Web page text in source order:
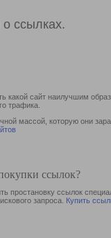
ссылках.
сайт наилучшим
трафика.
массой, которую они
ссылок?
простановку ссылок
запроса. Купить